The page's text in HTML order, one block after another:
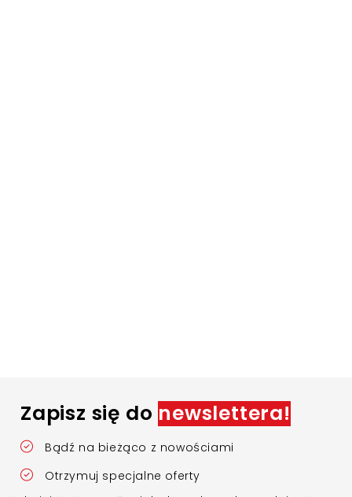
Zapisz się do newslettera!
Bądź na bieżąco z nowościami
Otrzymuj specjalne oferty